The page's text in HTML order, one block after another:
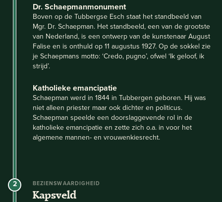
Dr. Schaepmanmonument
Boven op de Tubbergse Esch staat het standbeeld van
Mgr. Dr. Schaepman. Het standbeeld, een van de grootste
van Nederland, is een ontwerp van de kunstenaar August
Falise en is onthuld op 11 augustus 1927. Op de sokkel zie
je Schaepmans motto: ‘Credo, pugno’, ofwel ‘Ik geloof, ik
strijd’.
Katholieke emancipatie
Schaepman werd in 1844 in Tubbergen geboren. Hij was
niet alleen priester maar ook dichter en politicus.
Schaepman speelde een doorslaggevende rol in de
katholieke emancipatie en zette zich o.a. in voor het
algemene mannen- en vrouwenkiesrecht.
2 BEZIENSWAARDIGHEID
Kapsveld